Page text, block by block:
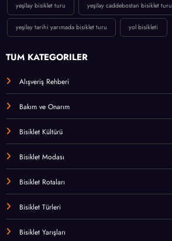
yeşilay bisiklet turu yeşilay caddebostan bisiklet turu
yeşilay tarihi yarımada bisiklet turu yol bisikleti
TÜM KATEGORİLER
Alışveriş Rehberi
Bakım ve Onarım
Bisiklet Kültürü
Bisiklet Modası
Bisiklet Rotaları
Bisiklet Türleri
Bisiklet Yarışları